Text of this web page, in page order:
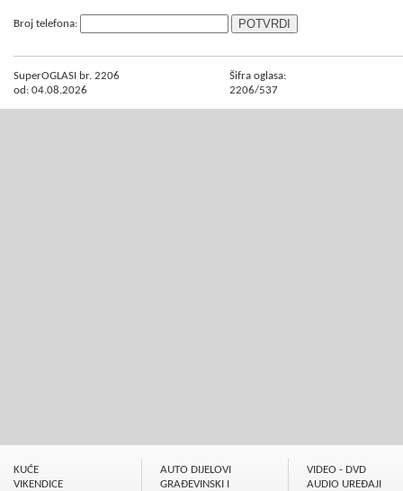
Broj telefona:
SuperOGLASI br. 2206
od: 04.08.2026
Šifra oglasa:
2206/537
KUĆE
VIKENDICE
AUTO DIJELOVI
GRAÐEVINSKI I
VIDEO - DVD
AUDIO UREÐAJI